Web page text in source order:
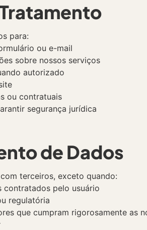
para:
ou e-mail
sobre nossos serviços
autorizado
ou contratuais
segurança jurídica
de Dados
terceiros, exceto quando:
contratados pelo usuário
regulatória
que cumpram rigorosamente as